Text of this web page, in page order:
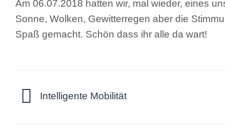
Am 06.07.2018 hatten wir, mal wieder, eines
Sonne, Wolken, Gewitterregen aber die
Spaß gemacht. Schön dass ihr alle da wart!
Intelligente Mobilität